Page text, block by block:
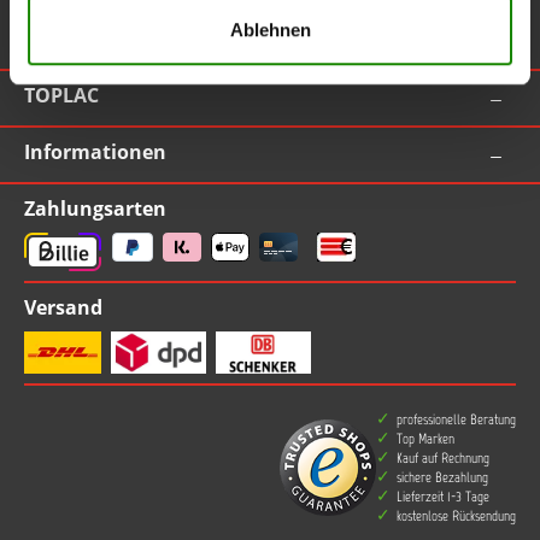
Ablehnen
TOPLAC
Informationen
Zahlungsarten
Versand
professionelle Beratung
Top Marken
Kauf auf Rechnung
sichere Bezahlung
Lieferzeit 1-3 Tage
kostenlose Rücksendung